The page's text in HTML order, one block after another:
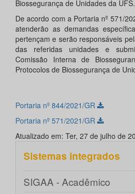
Biossegurança de Unidades da UFS.
De acordo com a Portaria nº 571/
atenderão as demandas
pertençam e serão responsáveis
das referidas unidades e
Comissão Interna de
Protocolos de Biossegurança de
Portaria nº 844/2021/GR
Portaria nº 571/2021/GR
Atualizado em: Ter, 27 de julho de
Sistemas integrados
SIGAA - Acadêmico